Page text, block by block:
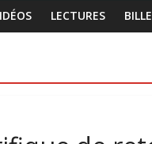
LECTURES